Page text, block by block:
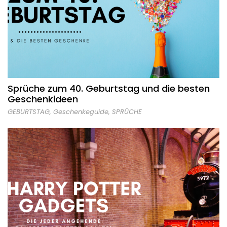
Sprüche zum 40. Geburtstag und die besten
Geschenkideen
GEBURTSTAG, Geschenkeguide, SPRÜCHE